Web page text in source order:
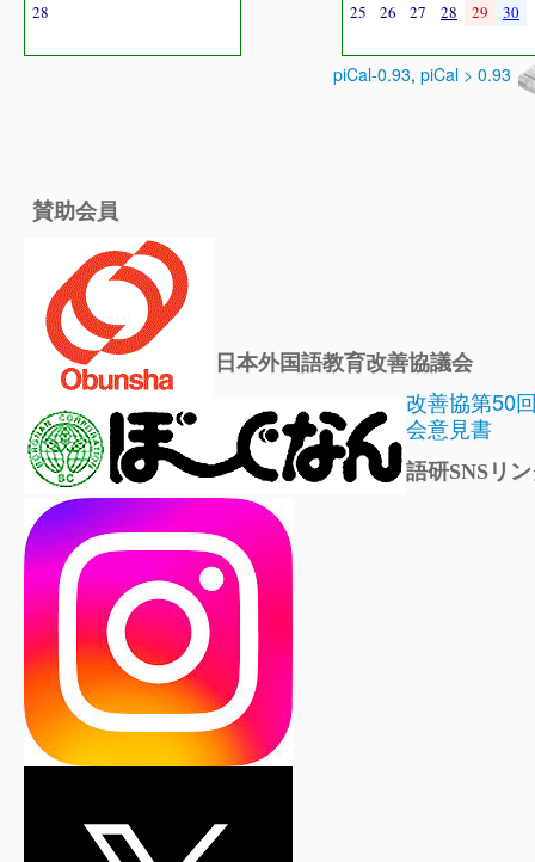
28
25
26 27 28 29 30
piCal-0.93, piCal > 0.93
賛助会員
日本外国語教育改善協議会
改善協第50
会意見書
語研SNSリ